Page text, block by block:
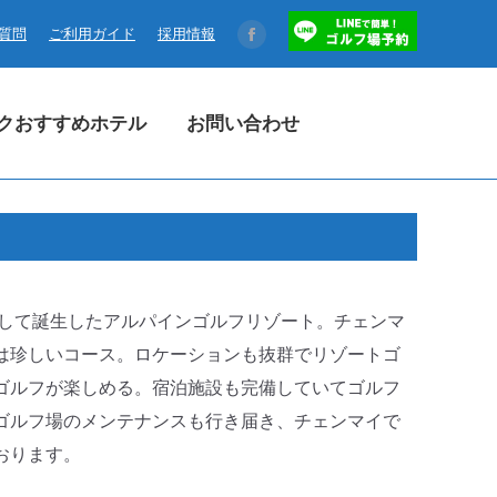
問 ご利用ガイド 採用情報
Facebook
page
in
おすすめホテル お問い合わせ
て誕生したアルパインゴルフリゾート。チェンマ
珍しいコース。ロケーションも抜群でリゾートゴ
ルフが楽しめる。宿泊施設も完備していてゴルフ
ルフ場のメンテナンスも行き届き、チェンマイで
ます。
おすすめホテル お問い合わせ